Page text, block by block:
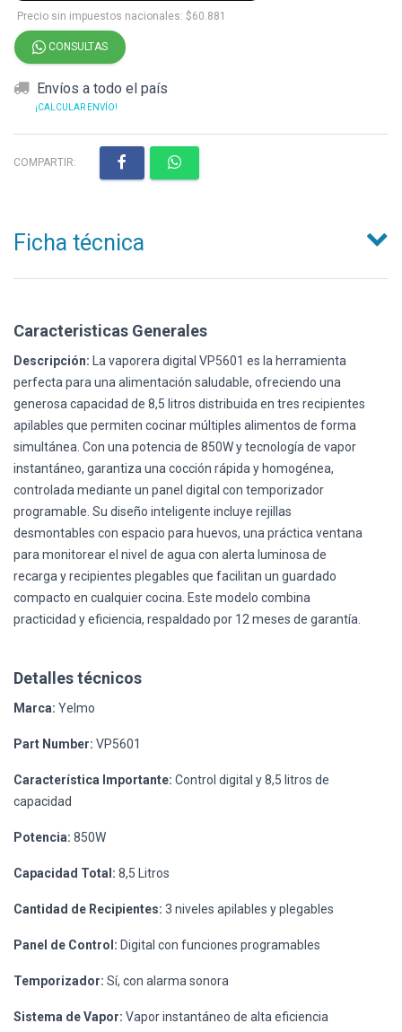
Precio sin impuestos nacionales: $60.881
CONSULTAS
Envíos a todo el país
¡CALCULAR ENVÍO!
COMPARTIR:
Ficha técnica
Caracteristicas Generales
Descripción: La vaporera digital VP5601 es la herramienta
perfecta para una alimentación saludable, ofreciendo una
generosa capacidad de 8,5 litros distribuida en tres recipientes
apilables que permiten cocinar múltiples alimentos de forma
simultánea. Con una potencia de 850W y tecnología de vapor
instantáneo, garantiza una cocción rápida y homogénea,
controlada mediante un panel digital con temporizador
programable. Su diseño inteligente incluye rejillas
desmontables con espacio para huevos, una práctica ventana
para monitorear el nivel de agua con alerta luminosa de
recarga y recipientes plegables que facilitan un guardado
compacto en cualquier cocina. Este modelo combina
practicidad y eficiencia, respaldado por 12 meses de garantía.
Detalles técnicos
Marca: Yelmo
Part Number: VP5601
Característica Importante: Control digital y 8,5 litros de
capacidad
Potencia: 850W
Capacidad Total: 8,5 Litros
Cantidad de Recipientes: 3 niveles apilables y plegables
Panel de Control: Digital con funciones programables
Temporizador: Sí, con alarma sonora
Sistema de Vapor: Vapor instantáneo de alta eficiencia